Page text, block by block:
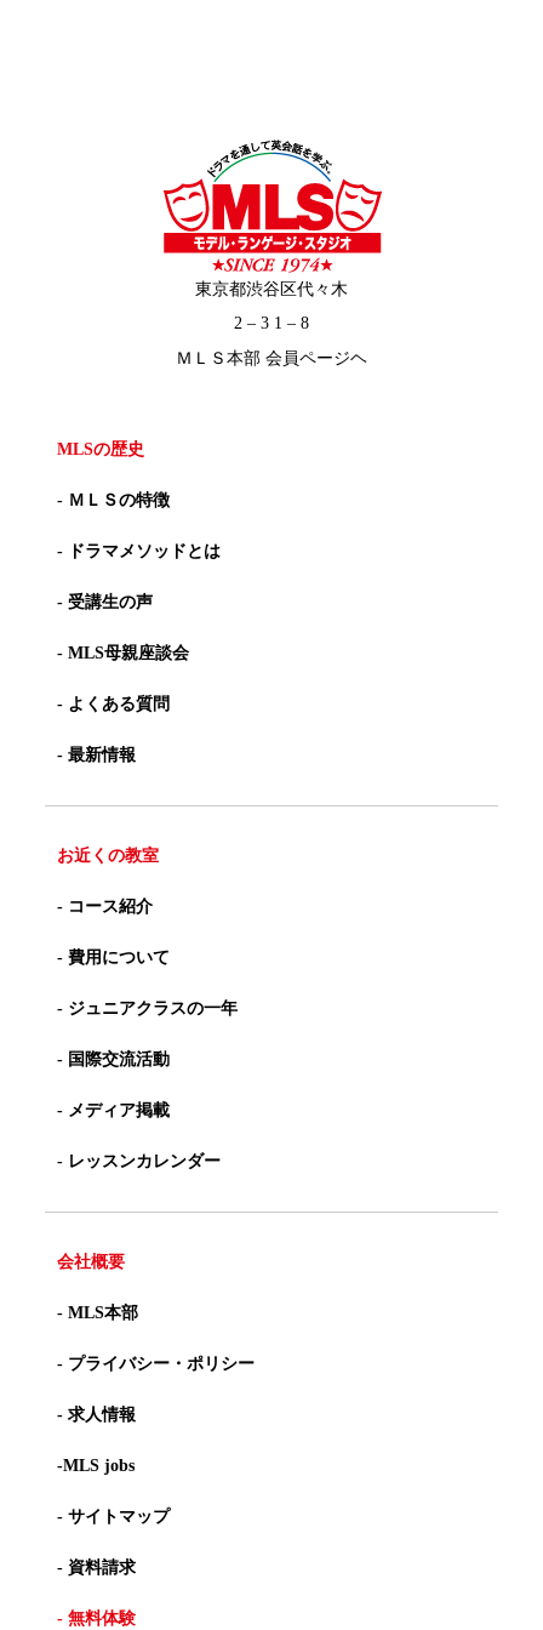
東京都渋谷区代々木
2 – 3 1 – 8
ＭＬＳ本部 会員ページヘ
MLSの歴史
- ＭＬＳの特徴
- ドラマメソッドとは
- 受講生の声
- MLS母親座談会
- よくある質問
- 最新情報
お近くの教室
- コース紹介
- 費用について
- ジュニアクラスの一年
- 国際交流活動
- メディア掲載
- レッスンカレンダー
会社概要
- MLS本部
- プライバシー・ポリシー
- 求人情報
-MLS jobs
- サイトマップ
- 資料請求
- 無料体験